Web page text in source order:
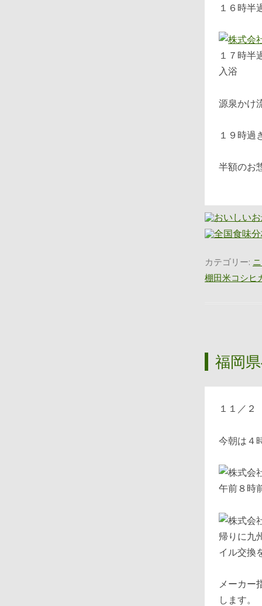
１６時半
１７時
入浴
源泉かけ
１９時
半額のお
カテゴリー:
棚田米コシヒ
福岡
１１／
今朝は４
午前８時
帰りに九
イル交換
メーカー
します。